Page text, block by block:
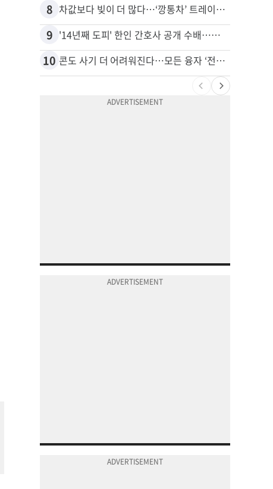
8 차값보다 빚이 더 많다…‘깡통차’ 트레이드인 급증
9 '14년째 도피' 한인 간호사 공개 수배…메디케어 사기 유죄
10 콘도 사기 더 어려워진다…모든 융자 ‘전체 심사’